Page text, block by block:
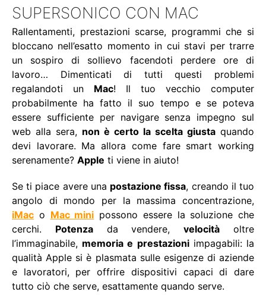
SUPERSONICO CON MAC
Rallentamenti, prestazioni scarse, programmi che si
bloccano nell’esatto momento in cui stavi per trarre
un sospiro di sollievo facendoti perdere ore di
lavoro… Dimenticati di tutti questi problemi
regalandoti un Mac! Il tuo vecchio computer
probabilmente ha fatto il suo tempo e se poteva
essere sufficiente per navigare senza impegno sul
web alla sera, non è certo la scelta giusta quando
devi lavorare. Ma allora come fare smart working
serenamente? Apple ti viene in aiuto!
Se ti piace avere una postazione fissa, creando il tuo
angolo di mondo per la massima concentrazione,
iMac o Mac mini possono essere la soluzione che
cerchi. Potenzada vendere,velocità oltre
l’immaginabile, memoria e prestazioniimpagabili: la
qualità Apple si è plasmata sulle esigenze di aziende
e lavoratori, per offrire dispositivi capaci di dare
tutto ciò che serve, esattamente quando serve.